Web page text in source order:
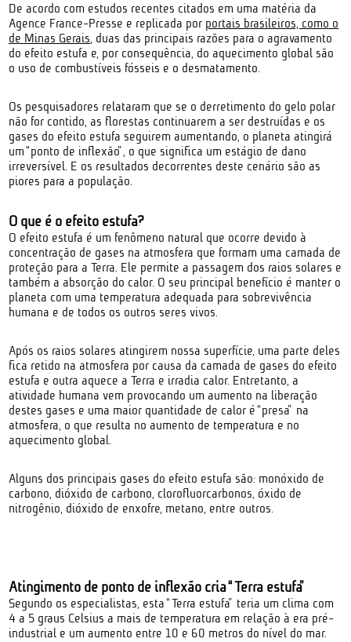
De acordo com estudos recentes citados em uma matéria da
Agence France-Presse e replicada por portais brasileiros, como o
de Minas Gerais, duas das principais razões para o agravamento
do efeito estufa e, por consequência, do aquecimento global são
o uso de combustíveis fósseis e o desmatamento.
Os pesquisadores relataram que se o derretimento do gelo polar
não for contido, as florestas continuarem a ser destruídas e os
gases do efeito estufa seguirem aumentando, o planeta atingirá
um “ponto de inflexão”, o que significa um estágio de dano
irreversível. E os resultados decorrentes deste cenário são as
piores para a população.
O que é o efeito estufa?
O efeito estufa é um fenômeno natural que ocorre devido à
concentração de gases na atmosfera que formam uma camada de
proteção para a Terra. Ele permite a passagem dos raios solares e
também a absorção do calor. O seu principal benefício é manter o
planeta com uma temperatura adequada para sobrevivência
humana e de todos os outros seres vivos.
Após os raios solares atingirem nossa superfície, uma parte deles
fica retido na atmosfera por causa da camada de gases do efeito
estufa e outra aquece a Terra e irradia calor. Entretanto, a
atividade humana vem provocando um aumento na liberação
destes gases e uma maior quantidade de calor é “presa” na
atmosfera, o que resulta no aumento de temperatura e no
aquecimento global.
Alguns dos principais gases do efeito estufa são: monóxido de
carbono, dióxido de carbono, clorofluorcarbonos, óxido de
nitrogênio, dióxido de enxofre, metano, entre outros.
Atingimento de ponto de inflexão cria “Terra estufa”
Segundo os especialistas, esta “Terra estufa” teria um clima com
4 a 5 graus Celsius a mais de temperatura em relação à era pré-
industrial e um aumento entre 10 e 60 metros do nível do mar.